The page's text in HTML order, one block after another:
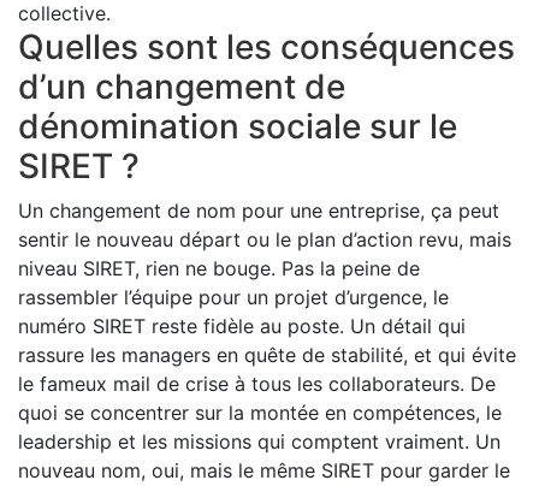
collective.
Quelles sont les conséquences
d’un changement de
dénomination sociale sur le
SIRET ?
Un changement de nom pour une entreprise, ça peut
sentir le nouveau départ ou le plan d’action revu, mais
niveau SIRET, rien ne bouge. Pas la peine de
rassembler l’équipe pour un projet d’urgence, le
numéro SIRET reste fidèle au poste. Un détail qui
rassure les managers en quête de stabilité, et qui évite
le fameux mail de crise à tous les collaborateurs. De
quoi se concentrer sur la montée en compétences, le
leadership et les missions qui comptent vraiment. Un
nouveau nom, oui, mais le même SIRET pour garder le